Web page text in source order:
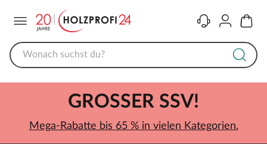
KontaktKonto
GROSSER SSV!
Mega-Rabatte bis 65 % in vielen Kategorien.